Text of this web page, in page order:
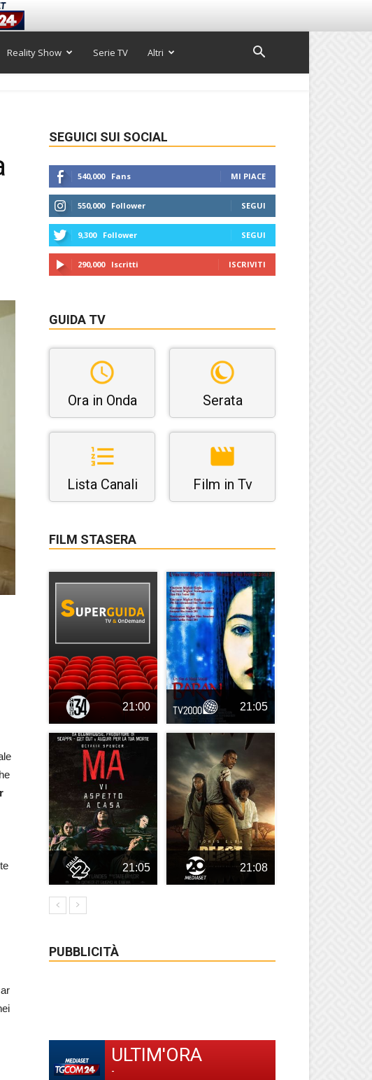
Reality Show Serie TV Altri
SEGUICI SUI SOCIAL
540,000 Fans MI PIACE
550,000 Follower SEGUI
9,300 Follower SEGUI
290,000 Iscritti ISCRIVITI
GUIDA TV
Ora in Onda Serata
Lista Canali Film in Tv
FILM STASERA
21:00 21:05
21:05 21:08
PUBBLICITÀ
ULTIM'ORA
-